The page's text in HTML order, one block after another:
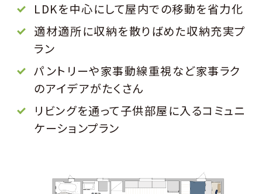
LDKを中心にして屋内での移動を省力化
適材適所に収納を散りばめた収納充実プ
ラン
パントリーや家事動線重視など家事ラク
のアイデアがたくさん
リビングを通って子供部屋に入るコミュニ
ケーションプラン